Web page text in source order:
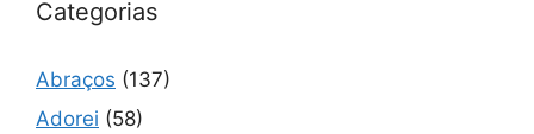
Categorias
Abraços (137)
Adorei (58)